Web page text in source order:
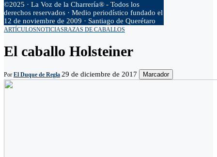
©2025 · La Voz de la Charrería® - Todos los
derechos reservados · Medio periodístico fundado el
12 de noviembre de 2009 · Santiago de Querétaro
ARTÍCULOSNOTICIASRAZAS DE CABALLOS
El caballo Holsteiner
Por El Duque de Regla 29 de diciembre de 2017 Marcador